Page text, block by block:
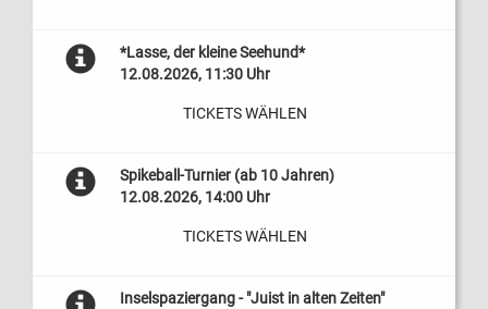
*Lasse, der kleine Seehund*
12.08.2026, 11:30 Uhr
TICKETS WÄHLEN
Spikeball-Turnier (ab 10 Jahren)
12.08.2026, 14:00 Uhr
TICKETS WÄHLEN
Inselspaziergang - "Juist in alten Zeiten"